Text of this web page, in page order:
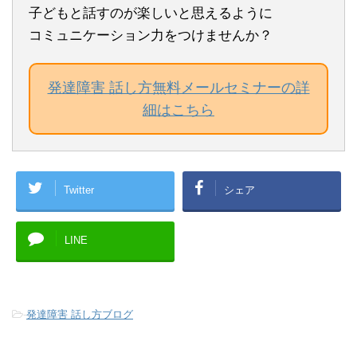
子どもと話すのが楽しいと思えるように
コミュニケーション力をつけませんか？
発達障害 話し方無料メールセミナーの詳
細はこちら
Twitter シェア
LINE
-発達障害 話し方ブログ